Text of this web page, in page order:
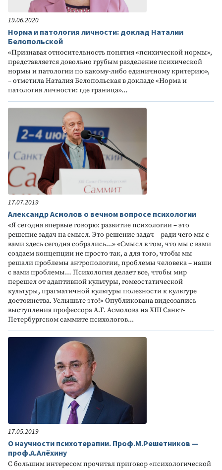
19.06.2020
Норма и патология личности: доклад Наталии
Белопольской
«Признавая относительность понятия «психической нормы»,
представляется довольно грубым разделение психической
нормы и патологии по какому-либо единичному критерию»,
– отметила Наталия Белопольская в докладе «Норма и
патология личности: где граница»…
17.07.2019
Александр Асмолов о вечном вопросе психологии
«Я сегодня впервые говорю: развитие психологии – это
решение задач на смысл. Это решение задач – ради чего мы с
вами здесь сегодня собрались...» «Смысл в том, что мы с вами
создаем концепции не просто так, а для того, чтобы мы
решали проблемы антропологии, проблемы человека – наши
с вами проблемы… Психология делает все, чтобы мир
перешел от адаптивной культуры, гомеостатической
культуры, прагматичной культуры полезности к культуре
достоинства. Услышьте это!» Опубликована видеозапись
выступления профессора А.Г. Асмолова на XIII Санкт-
Петербургском саммите психологов...
17.05.2019
О научности психотерапии. Проф.М.Решетников —
проф.А.Алёхину
С большим интересом прочитал приговор «психологической